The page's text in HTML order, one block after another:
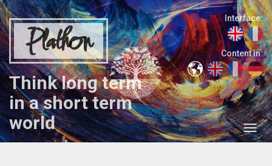
Plathon
Think long term
in a short term
world
Interface:
Content in: